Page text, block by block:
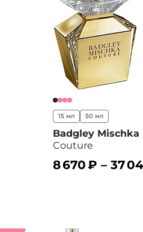
15 мл 50 мл
Badgley Mischka
Couture
8 670₽ – 37